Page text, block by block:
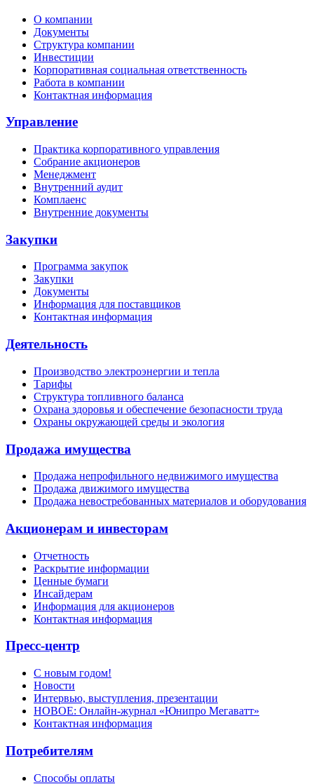
О компании
Документы
Структура компании
Инвестиции
Корпоративная социальная ответственность
Работа в компании
Контактная информация
Управление
Практика корпоративного управления
Собрание акционеров
Менеджмент
Внутренний аудит
Комплаенс
Внутренние документы
Закупки
Программа закупок
Закупки
Документы
Информация для поставщиков
Контактная информация
Деятельность
Производство электроэнергии и тепла
Тарифы
Структура топливного баланса
Охрана здоровья и обеспечение безопасности труда
Охраны окружающей среды и экология
Продажа имущества
Продажа непрофильного недвижимого имущества
Продажа движимого имущества
Продажа невостребованных материалов и оборудования
Акционерам и инвесторам
Отчетность
Раскрытие информации
Ценные бумаги
Инсайдерам
Информация для акционеров
Контактная информация
Пресс-центр
С новым годом!
Новости
Интервью, выступления, презентации
НОВОЕ: Онлайн-журнал «Юнипро Мегаватт»
Контактная информация
Потребителям
Способы оплаты